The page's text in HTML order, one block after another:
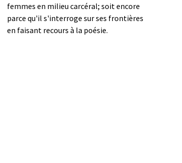
femmes en milieu carcéral; soit encore
parce qu'il s'interroge sur ses frontières
en faisant recours à la poésie.